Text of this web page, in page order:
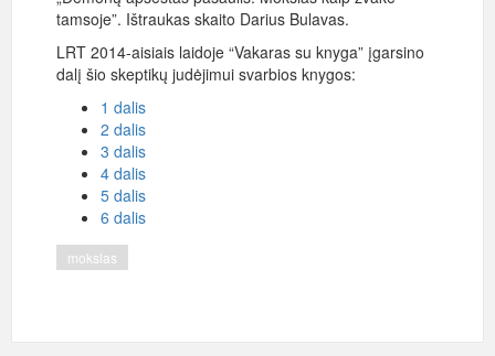
tamsoje”. Ištraukas skaito Darius Bulavas.
LRT 2014-aisiais laidoje “Vakaras su knyga” įgarsino
dalį šio skeptikų judėjimui svarbios knygos:
1 dalis
2 dalis
3 dalis
4 dalis
5 dalis
6 dalis
mokslas